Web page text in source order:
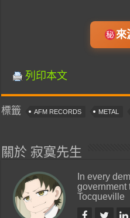
來
列印本文
標籤 AFM RECORDS METAL
關於 寂寞先生
In every
government
Tocqueville